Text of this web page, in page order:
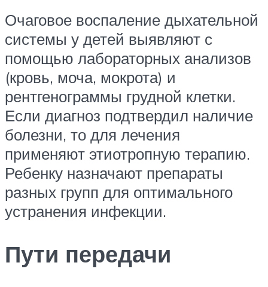
Очаговое воспаление дыхательной
системы у детей выявляют с
помощью лабораторных анализов
(кровь, моча, мокрота) и
рентгенограммы грудной клетки.
Если диагноз подтвердил наличие
болезни, то для лечения
применяют этиотропную терапию.
Ребенку назначают препараты
разных групп для оптимального
устранения инфекции.
Пути передачи